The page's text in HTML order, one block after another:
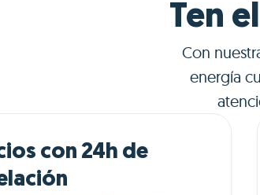
Ten
Con
energía
con 24h de